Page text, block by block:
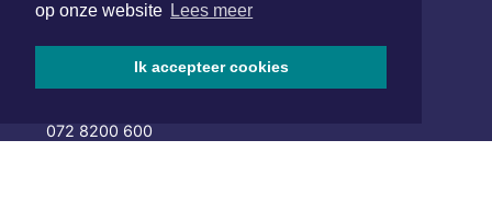
op onze website Lees meer
Ik accepteer cookies
Hoofdvestiging:
van Benthuizenlaan 1
1701 BZ Heerhugowaard
072 8200 600